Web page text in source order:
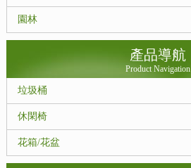
園林
產品導航
Product Navigation
垃圾桶
休閑椅
花箱/花盆